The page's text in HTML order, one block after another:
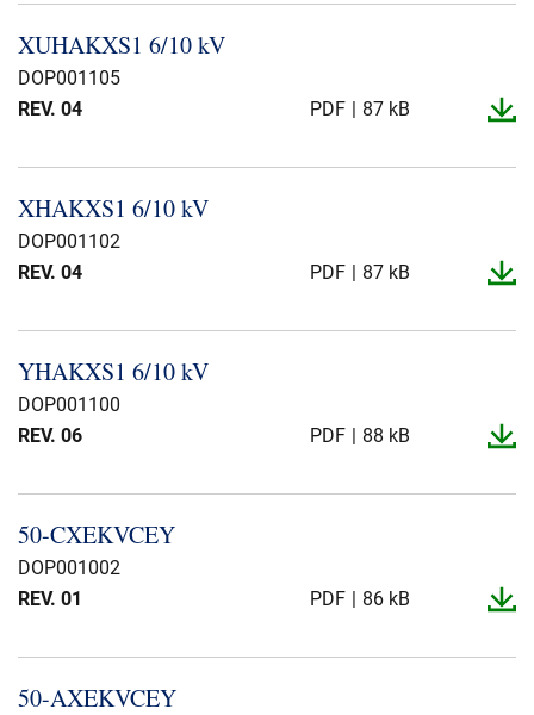
XUHAKXS1 6/10 kV
DOP001105
REV. 04
PDF 87 kB
XHAKXS1 6/10 kV
DOP001102
REV. 04
PDF 87 kB
YHAKXS1 6/10 kV
DOP001100
REV. 06
PDF 88 kB
50-​CXEKVCEY
DOP001002
REV. 01
PDF 86 kB
50-​AXEKVCEY